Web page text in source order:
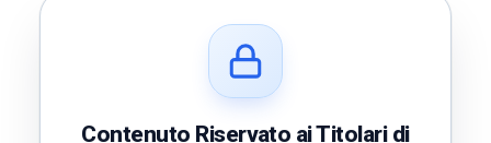
Contenuto Riservato ai Titolari di